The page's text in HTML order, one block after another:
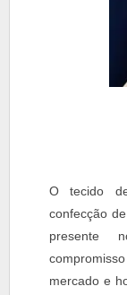
O tecido
confecção
presente
mercado e